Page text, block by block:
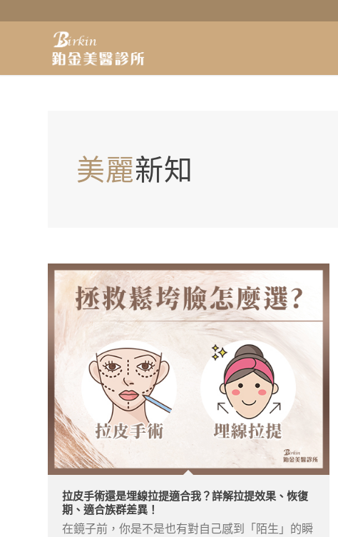
美麗新知
拉皮手術還是埋線拉提適合我？詳解拉提效果、恢復
期、適合族群差異！
在鏡子前，你是不是也有對自己感到「陌生」的瞬